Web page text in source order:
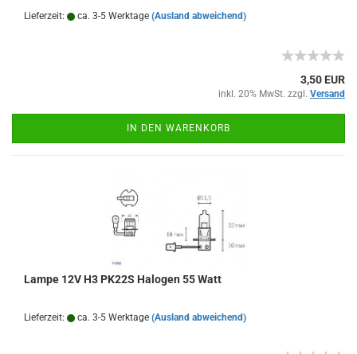
Lieferzeit: ca. 3-5 Werktage (Ausland abweichend)
3,50 EUR
inkl. 20% MwSt. zzgl. Versand
IN DEN WARENKORB
Lampe 12V H3 PK22S Halogen 55 Watt
Lieferzeit: ca. 3-5 Werktage (Ausland abweichend)